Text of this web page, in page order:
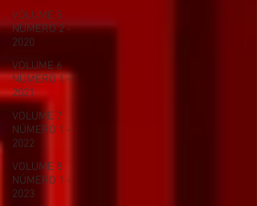
VOLUME 5
NÚMERO 2 -
2020
VOLUME 6
NÚMERO 1 -
2021
VOLUME 7
NÚMERO 1 -
2022
VOLUME 8
NÚMERO 1 -
2023